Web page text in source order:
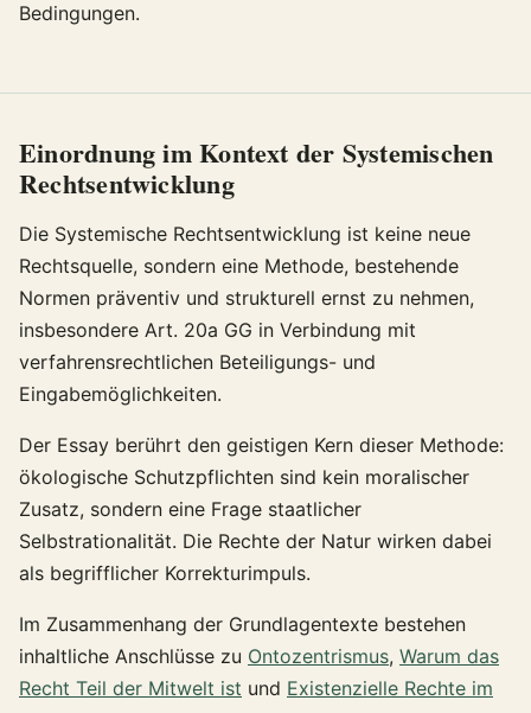
Bedingungen.
Einordnung im Kontext der Systemischen
Rechtsentwicklung
Die Systemische Rechtsentwicklung ist keine neue
Rechtsquelle, sondern eine Methode, bestehende
Normen präventiv und strukturell ernst zu nehmen,
insbesondere Art. 20a GG in Verbindung mit
verfahrensrechtlichen Beteiligungs- und
Eingabemöglichkeiten.
Der Essay berührt den geistigen Kern dieser Methode:
ökologische Schutzpflichten sind kein moralischer
Zusatz, sondern eine Frage staatlicher
Selbstrationalität. Die Rechte der Natur wirken dabei
als begrifflicher Korrekturimpuls.
Im Zusammenhang der Grundlagentexte bestehen
inhaltliche Anschlüsse zu Ontozentrismus, Warum das
Recht Teil der Mitwelt ist und Existenzielle Rechte im